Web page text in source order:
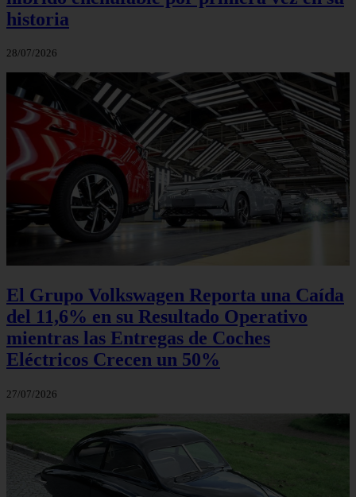
historia
28/07/2026
El Grupo Volkswagen Reporta una Caída
del 11,6% en su Resultado Operativo
mientras las Entregas de Coches
Eléctricos Crecen un 50%
27/07/2026